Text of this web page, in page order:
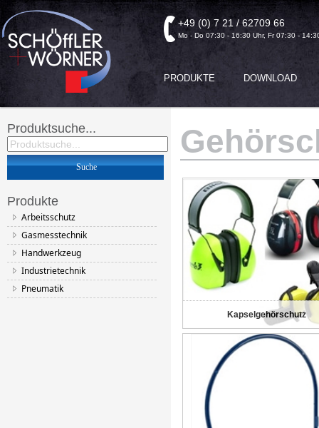
+49 (0) 7 21 / 62709 66
Mo - Do 07:30 - 16:30 Uhr, Fr 07:30 -
PRODUKTE DOWNLOAD
Produktsuche...
Produkte
Arbeitsschutz
Gasmesstechnik
Handwerkzeug
Industrietechnik
Pneumatik
Kapselgehörschutz